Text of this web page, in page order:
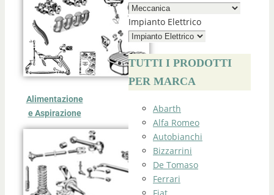
Alimentazione
e Aspirazione
Impianto Elettrico
TUTTI I PRODOTTI
PER MARCA
Abarth
Alfa Romeo
Autobianchi
Bizzarrini
De Tomaso
Ferrari